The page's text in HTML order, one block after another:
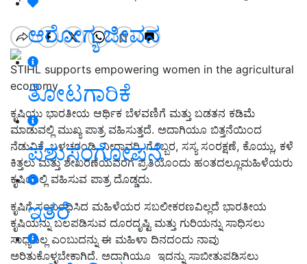
ಆರೋಗ್ಯ ಜೀವನ
ತೋಟಗಾರಿಕೆ
ಪಶುಸಂಗೋಪನೆ
ಇತರೆ
STIHL supports empowering women in the agricultural
economy
ಕೃಷಿಯು ಭಾರತೀಯ ಆರ್ಥಿಕ ಬೆಳವಣಿಗೆ ಮತ್ತು ಬಡತನ ಕಡಿಮೆ
ಮಾಡುವಲ್ಲಿ ಮುಖ್ಯ ಪಾತ್ರ ವಹಿಸುತ್ತದೆ. ಅದಾಗಿಯೂ ಬಿತ್ತನೆಯಿಂದ
ನೆಡುವಿಕೆ,ಒಳಚರಂಡಿ,ನೀರಾವರಿ,ಗೊಬ್ಬರ, ಸಸ್ಯ ಸಂರಕ್ಷಣೆ, ಕೊಯ್ಲು, ಕಳೆ
ಕಿತ್ತಲು ಮತ್ತು ಶೇಖರಣೆಯವರೆಗೆ ಪ್ರತಿಯೊಂದು ಹಂತದಲ್ಲೂಮಹಿಳೆಯರು
ಕೃಷಿಯಲ್ಲಿ ವಹಿಸುವ ಪಾತ್ರ ದೊಡ್ಡದು.
ಕೃಷಿಗೆ ಸಂಬಂಧಿಸಿದ ಮಹಿಳೆಯರ ಸಬಲೀಕರಣವಿಲ್ಲದೆ ಭಾರತೀಯ
ಕೃಷಿಯನ್ನು ಬಲಪಡಿಸುವ ದೂರದೃಷ್ಟಿ ಮತ್ತು ಗುರಿಯನ್ನು ಸಾಧಿಸಲು
ಸಾಧ್ಯವಿಲ್ಲ ಎಂಬುದನ್ನು ಈ ಮಹಿಳಾ ದಿನದಂದು ನಾವು
ಅರಿತುಕೊಳ್ಳಬೇಕಾಗಿದೆ. ಅದಾಗಿಯೂ ಇದನ್ನು ಸಾಬೀತುಪಡಿಸಲು